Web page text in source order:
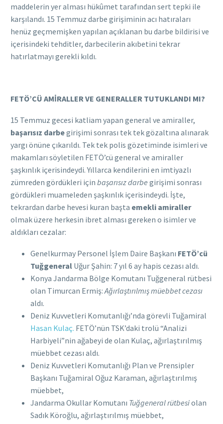
maddelerin yer alması hükûmet tarafından sert tepki ile
karşılandı. 15 Temmuz darbe girişiminin acı hatıraları
henüz geçmemişken yapılan açıklanan bu darbe bildirisi ve
içerisindeki tehditler, darbecilerin akıbetini tekrar
hatırlatmayı gerekli kıldı.
FETÖ’CÜ AMİRALLER VE GENERALLER TUTUKLANDI MI?
15 Temmuz gecesi katliam yapan general ve amiraller,
başarısız darbegirişimi sonrası tek tek gözaltına alınarak
yargı önüne çıkarıldı. Tek tek polis gözetiminde isimleri ve
makamları söyletilen FETÖ’cü general ve amiraller
şaşkınlık içerisindeydi. Yıllarca kendilerini en imtiyazlı
zümreden gördükleri için başarısız darbe girişimi sonrası
gördükleri muameleden şaşkınlık içerisindeydi. İşte,
tekrardan darbe hevesi kuran başta emekli amiraller
olmak üzere herkesin ibret alması gereken o isimler ve
aldıkları cezalar:
Genelkurmay Personel İşlem Daire Başkanı FETÖ’cü
Tuğgeneral Uğur Şahin: 7 yıl 6 ay hapis cezası aldı.
Konya Jandarma Bölge Komutanı Tuğgeneral rütbesi
olan Timurcan Ermiş: Ağırlaştırılmış müebbet cezası
aldı.
Deniz Kuvvetleri Komutanlığı’nda görevli Tuğamiral
Hasan Kulaç. FETÖ’nün TSK’daki trolü “Analizi
Harbiyeli”nin ağabeyi de olan Kulaç, ağırlaştırılmış
müebbet cezası aldı.
Deniz Kuvvetleri Komutanlığı Plan ve Prensipler
Başkanı Tuğamiral Oğuz Karaman, ağırlaştırılmış
müebbet,
Jandarma Okullar Komutanı Tuğgeneral rütbesiolan
Sadık Köroğlu, ağırlaştırılmış müebbet,